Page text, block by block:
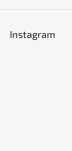
Instagram